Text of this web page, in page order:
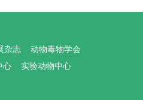
杂志
动物毒物学会
心
实验动物中心